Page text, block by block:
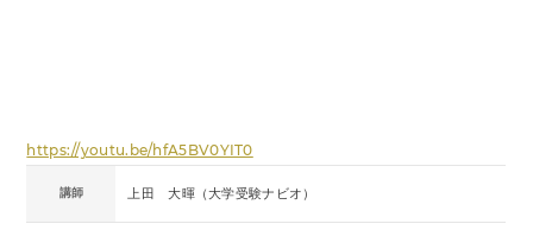
https://youtu.be/hfA5BV0YIT0
講師 上田 大暉（大学受験ナビオ）